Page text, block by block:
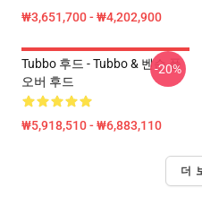
₩3,651,700 - ₩4,202,900
Tubbo 후드 - Tubbo & 벤슨 풀
오버 후드
₩5,918,510 - ₩6,883,110
-20%
더